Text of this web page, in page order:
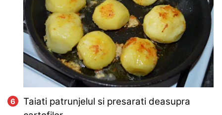
Taiati patrunjelul si presarati deasupra